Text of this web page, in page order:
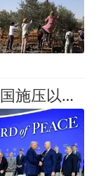
哈马斯设下“战略伏击”？逼美国施压以色列，先从加沙撤军